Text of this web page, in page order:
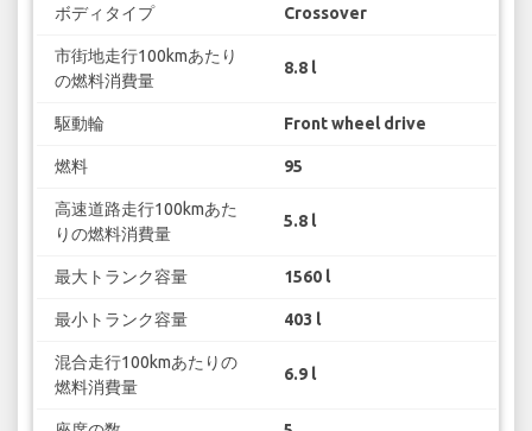
ボディタイプ Crossover
市街地走行100kmあたり
の燃料消費量
8.8 l
駆動輪 Front wheel drive
燃料 95
高速道路走行100kmあた
りの燃料消費量
5.8 l
最大トランク容量 1560 l
最小トランク容量 403 l
混合走行100kmあたりの
燃料消費量
6.9 l